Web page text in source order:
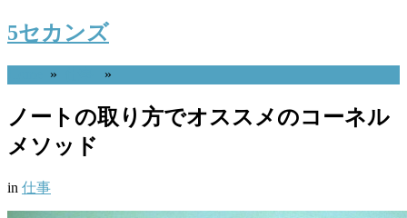
5セカンズ
» »
ノートの取り方でオススメのコーネル
メソッド
in 仕事